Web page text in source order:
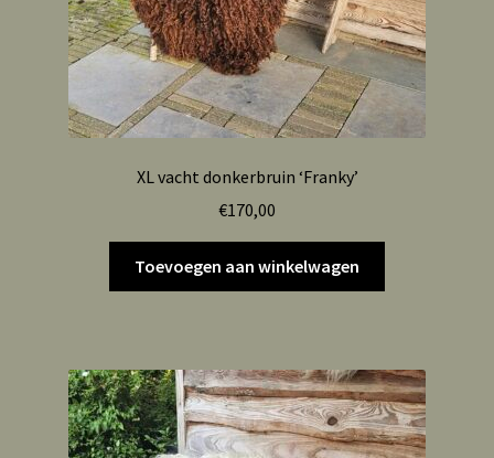
XL vacht donkerbruin ‘Franky’
€170,00
Toevoegen aan winkelwagen